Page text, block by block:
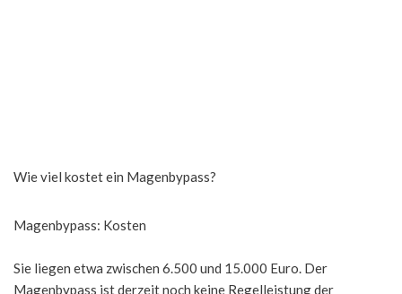
Wie viel kostet ein Magenbypass?
Magenbypass: Kosten
Sie liegen etwa zwischen 6.500 und 15.000 Euro. Der
Magenbypass ist derzeit noch keine Regelleistung der